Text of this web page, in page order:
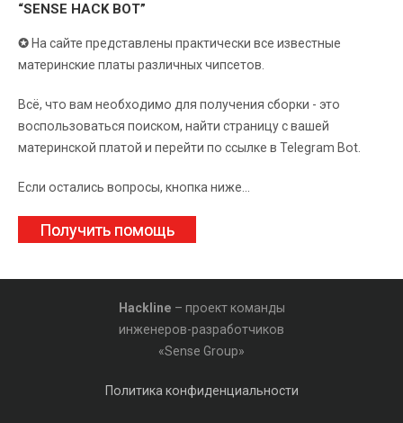
“SENSE HACK BOT”
✪ На сайте представлены практически все известные
материнские платы различных чипсетов.
Всё, что вам необходимо для получения сборки - это
воспользоваться поиском, найти страницу с вашей
материнской платой и перейти по ссылке в Telegram Bot.
Если остались вопросы, кнопка ниже...
Получить помощь
Hackline – проект команды
инженеров-разработчиков
«Sense Group»
Политика конфиденциальности